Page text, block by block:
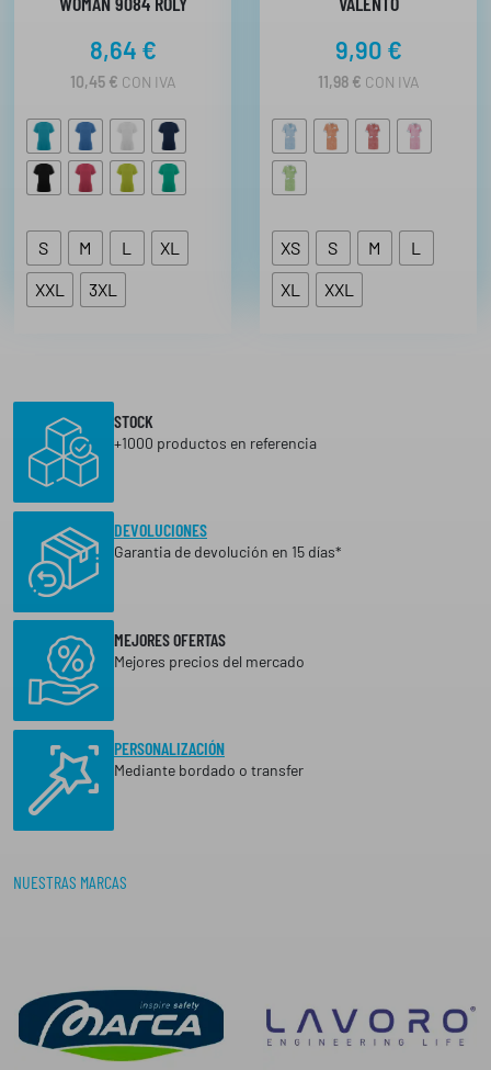
8,64 €
10,45 € CON IVA
S M L
XL
XXL
3XL
9,90 €
11,98 € CON IVA
XS S M
L
XL
XXL
STOCK
+1000 productos en referencia
DEVOLUCIONES
Garantia de devolución en 15 días*
MEJORES OFERTAS
Mejores precios del mercado
PERSONALIZACIÓN
Mediante bordado o transfer
NUESTRAS MARCAS